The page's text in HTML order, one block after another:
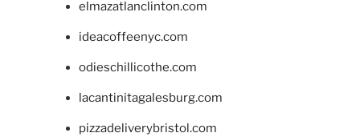
elmazatlanclinton.com
ideacoffeenyc.com
odieschillicothe.com
lacantinitagalesburg.com
pizzadeliverybristol.com